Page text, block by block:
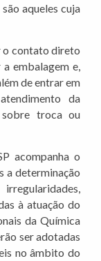
aqueles cuja
o contato direto
embalagem e,
de entrar em
da
troca ou
acompanha o
a determinação
à atuação do
da Química
ser adotadas
no âmbito do